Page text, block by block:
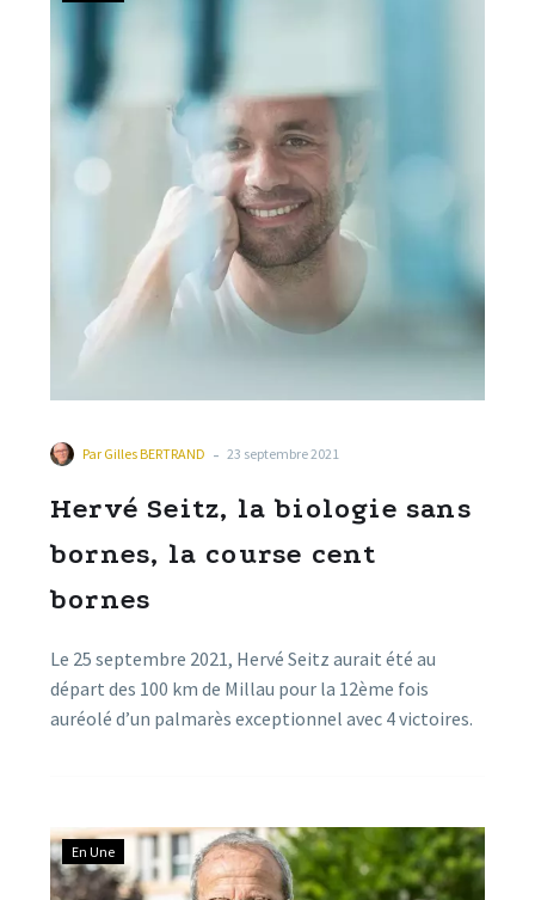
Par Gilles BERTRAND - 23 septembre 2021
Hervé Seitz, la biologie sans
bornes, la course cent
bornes
Le 25 septembre 2021, Hervé Seitz aurait été au
départ des 100 km de Millau pour la 12ème fois
auréolé d’un palmarès exceptionnel avec 4 victoires.
constatées dans les études menées par le professeur
Raoult. Dans cet entretien, ce chercheur émérite
En Une